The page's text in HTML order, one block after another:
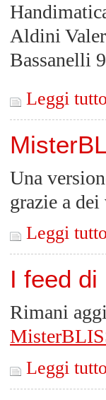
Aldini
Bassanelli
Leggi tutto
Una
grazie a
Leggi tutto
I feed di
Rimani
Leggi tutto